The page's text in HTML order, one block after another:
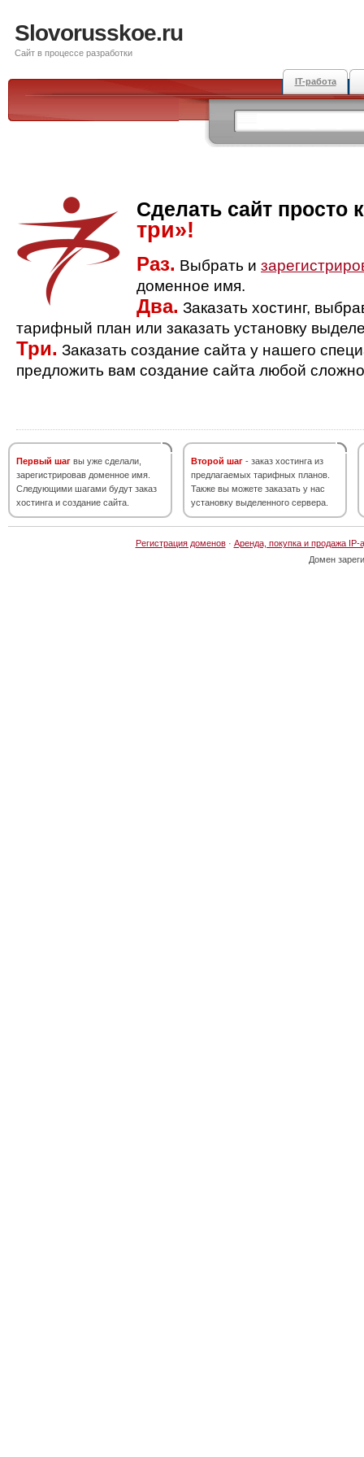
Slovorusskoe.ru
Сайт в процессе разработки
IT-работа
Сделать сайт просто
три»!
Раз. Выбрать и
доменное имя.
Два. Заказать хостинг,
тарифный план или заказать установку
Три. Заказать создание сайта у нашего
предложить вам создание сайта любой
Первый шаг вы уже сделали,
зарегистрировав доменное имя.
Следующими шагами будут заказ
хостинга и создание сайта.
Второй шаг - заказ хостинга из
предлагаемых тарифных планов.
Также вы можете заказать у нас
установку выделенного сервера.
Регистрация доменов· Аренда, покупка и продажа IP-
Домен